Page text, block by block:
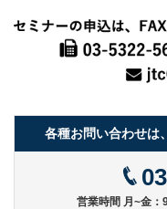
各種お問い合わせは
営業時間 月~金：